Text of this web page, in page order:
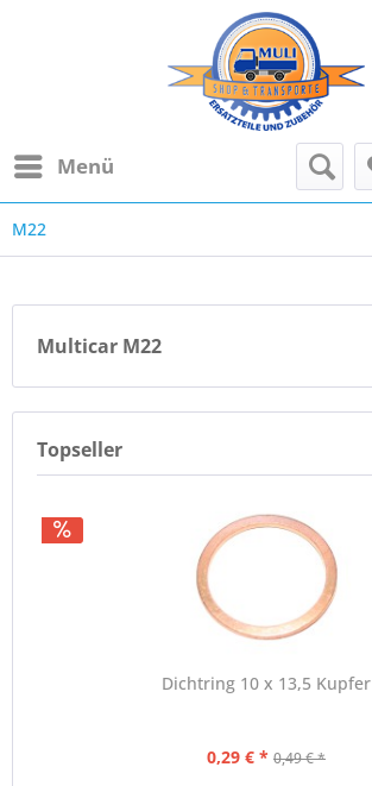
Menü
M22
Multicar M22
Topseller
Dichtring 10 x 13,5 Kupfer
0,29 € * 0,49 € *